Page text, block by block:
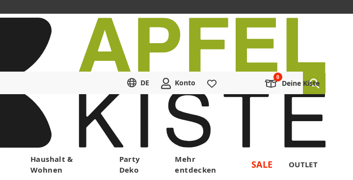
DE Konto Deine Kiste
Haushalt &
Wohnen
Party
Deko
Mehr
entdecken
SALE OUTLET